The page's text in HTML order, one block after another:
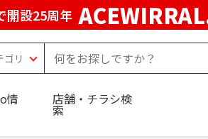
開設25周年
情 店舗・チラシ検
索